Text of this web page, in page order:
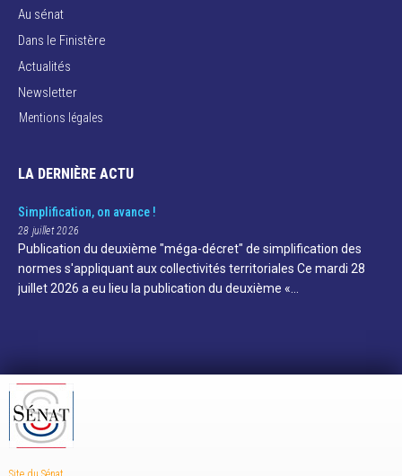
Au sénat
Dans le Finistère
Actualités
Newsletter
Mentions légales
LA DERNIÈRE ACTU
Simplification, on avance !
28 juillet 2026
Publication du deuxième "méga-décret" de simplification des
normes s'appliquant aux collectivités territoriales Ce mardi 28
juillet 2026 a eu lieu la publication du deuxième «…